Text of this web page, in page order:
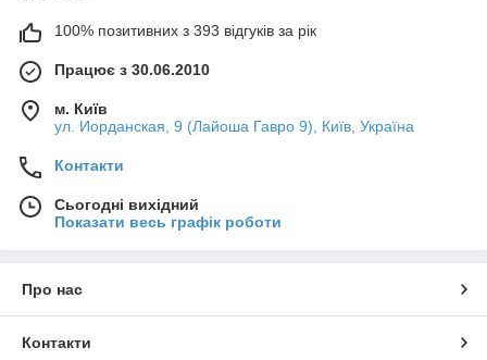
100% позитивних з 393 відгуків за рік
Працює з 30.06.2010
м. Київ
ул. Иорданская, 9 (Лайоша Гавро 9), Київ, Україна
Контакти
Сьогодні вихідний
Показати весь графік роботи
Про нас
Контакти